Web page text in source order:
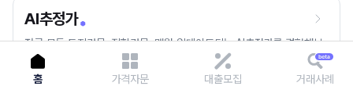
AI추정가
전국 모든 토지건물, 집합건물, 매월 업데이트되는 AI추정가를 경험해보
세요.
홈 가격자문 대출모집 거래사례